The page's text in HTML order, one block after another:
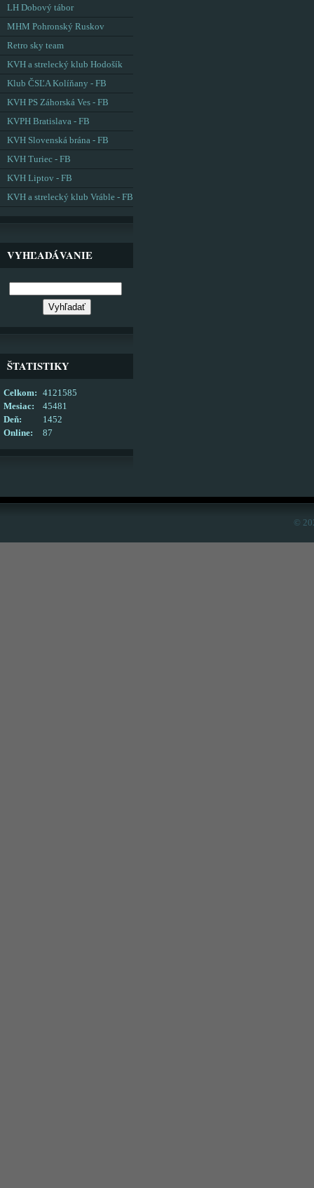
LH Dobový tábor
MHM Pohronský Ruskov
Retro sky team
KVH a strelecký klub Hodošík
Klub ČSĽA Kolíňany - FB
KVH PS Záhorská Ves - FB
KVPH Bratislava - FB
KVH Slovenská brána - FB
KVH Turiec - FB
KVH Liptov - FB
KVH a strelecký klub Vráble - FB
VYHĽADÁVANIE
ŠTATISTIKY
Online: 87
Celkom:
4121585
Mesiac:
45481
Deň:
1452
©